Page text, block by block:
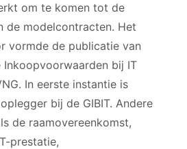
om te komen tot de
de modelcontracten. Het
vormde de publicatie van
Inkoopvoorwaarden bij IT
In eerste instantie is
bij de GIBIT. Andere
de raamovereenkomst,
prestatie,